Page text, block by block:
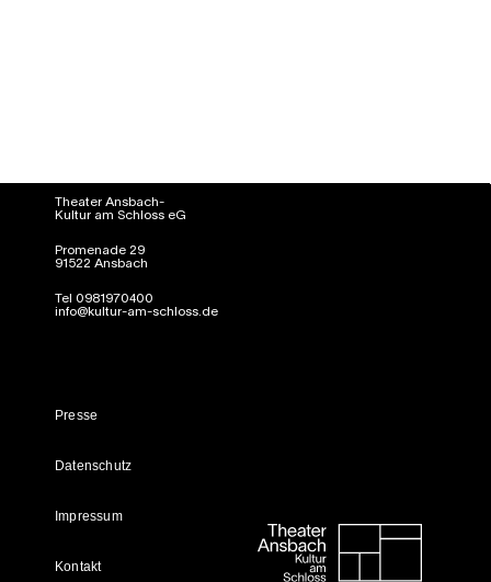
Theater Ansbach-
Kultur am Schloss eG
Promenade 29
91522 Ansbach
Tel 0981970400
info@kultur-am-schloss.de
Presse
Datenschutz
Impressum
Kontakt